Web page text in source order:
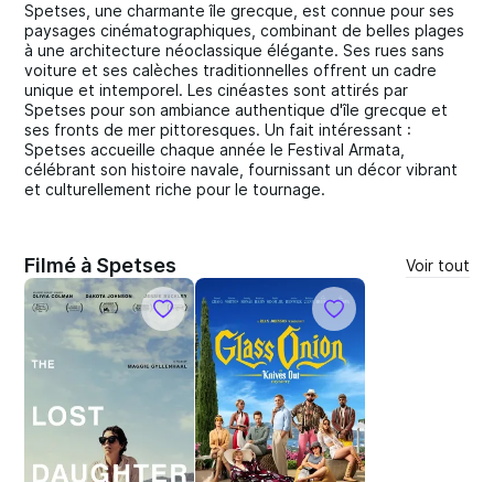
Spetses, une charmante île grecque, est connue pour ses
paysages cinématographiques, combinant de belles plages
à une architecture néoclassique élégante. Ses rues sans
voiture et ses calèches traditionnelles offrent un cadre
unique et intemporel. Les cinéastes sont attirés par
Spetses pour son ambiance authentique d'île grecque et
ses fronts de mer pittoresques. Un fait intéressant :
Spetses accueille chaque année le Festival Armata,
célébrant son histoire navale, fournissant un décor vibrant
et culturellement riche pour le tournage.
Filmé à Spetses Voir tout